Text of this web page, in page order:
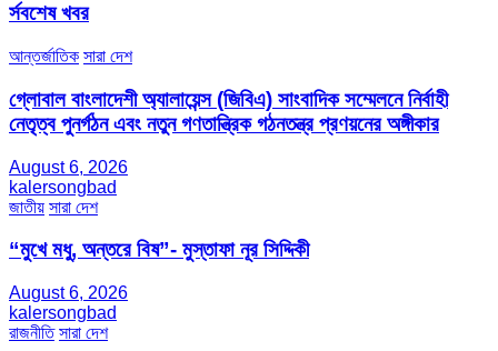
র্সবশেষ খবর
আন্তর্জাতিক সারা দেশ
গ্লোবাল বাংলাদেশী অ্যালায়েন্স (জিবিএ) সাংবাদিক সম্মেলনে নির্বাহী
নেতৃত্ব পুনর্গঠন এবং নতুন গণতান্ত্রিক গঠনতন্ত্র প্রণয়নের অঙ্গীকার
August 6, 2026
kalersongbad
জাতীয় সারা দেশ
“মুখে মধু, অন্তরে বিষ”- মুস্তাফা নূর সিদ্দিকী
August 6, 2026
kalersongbad
রাজনীতি সারা দেশ